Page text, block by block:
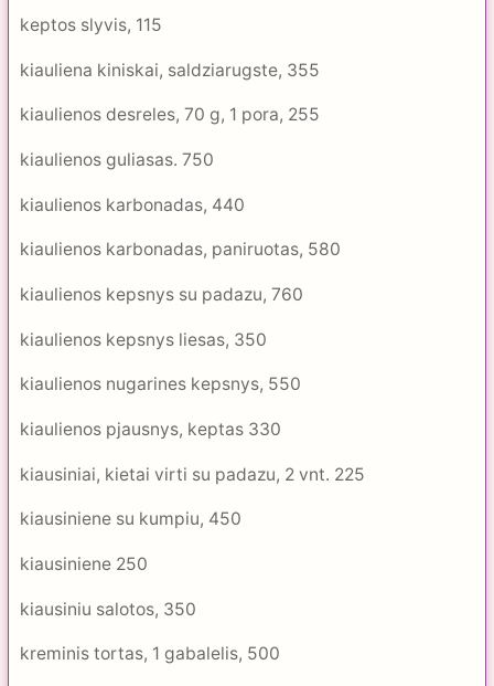
keptos slyvis, 115
kiauliena kiniskai, saldziarugste, 355
kiaulienos desreles, 70 g, 1 pora, 255
kiaulienos guliasas. 750
kiaulienos karbonadas, 440
kiaulienos karbonadas, paniruotas, 580
kiaulienos kepsnys su padazu, 760
kiaulienos kepsnys liesas, 350
kiaulienos nugarines kepsnys, 550
kiaulienos pjausnys, keptas 330
kiausiniai, kietai virti su padazu, 2 vnt. 225
kiausiniene su kumpiu, 450
kiausiniene 250
kiausiniu salotos, 350
kreminis tortas, 1 gabalelis, 500